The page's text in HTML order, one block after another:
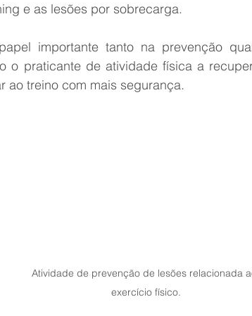
e as lesões por sobrecarga.
importante tanto na prevenção
o praticante de atividade física a
ao treino com mais segurança.
Atividade de prevenção de lesões relacionada
exercício físico.